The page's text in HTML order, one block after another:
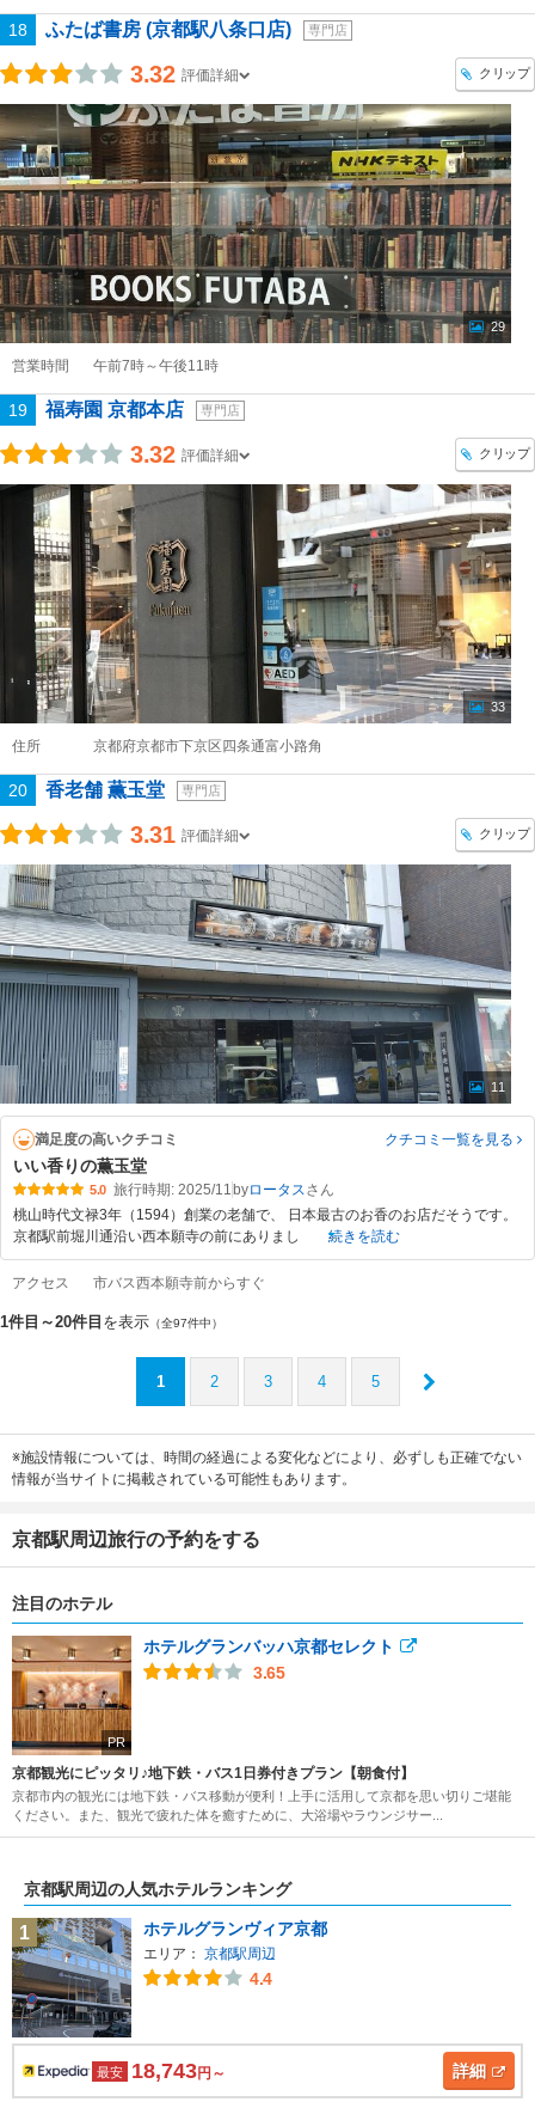
18 ふたば書房 (京都駅八条口店) 専門店
3.32 評価詳細 クリップ
29
営業時間 午前7時～午後11時
19 福寿園 京都本店 専門店
3.32 評価詳細 クリップ
33
住所 京都府京都市下京区四条通富小路角
20 香老舗 薫玉堂 専門店
3.31 評価詳細 クリップ
11
満足度の高いクチコミ クチコミ一覧を見る
いい香りの薫玉堂
5.0 旅行時期: 2025/11 byロータス
桃山時代文禄3年（1594）創業の老舗で、 日本最古のお香のお店だそうです。
京都駅前堀川通沿い西本願寺の前にありまし
続きを読む
アクセス 市バス西本願寺前からすぐ
1件目～20件目 を表示 （全97件中）
1 2 3 4 5
※施設情報については、時間の経過による変化などにより、必ずしも正確でない
情報が当サイトに掲載されている可能性もあります。
京都駅周辺旅行の予約をする
注目のホテル
PR
ホテルグランバッハ京都セレクト
3.65
京都観光にピッタリ♪地下鉄・バス1日券付きプラン【朝食付】
京都市内の観光には地下鉄・バス移動が便利！上手に活用して京都を思い切りご堪能
ください。また、観光で疲れた体を癒すために、大浴場やラウンジサー...
京都駅周辺の人気ホテルランキング
1 ホテルグランヴィア京都
エリア： 京都駅周辺
4.4
最安 18,743円～ 詳細